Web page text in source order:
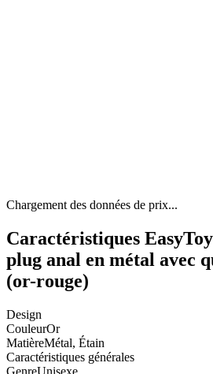
Chargement des données de prix...
Caractéristiques
plug anal en métal avec
(or-rouge)
Design
CouleurOr
MatièreMétal, Étain
Caractéristiques générales